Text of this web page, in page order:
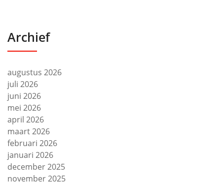
Archief
augustus 2026
juli 2026
juni 2026
mei 2026
april 2026
maart 2026
februari 2026
januari 2026
december 2025
november 2025